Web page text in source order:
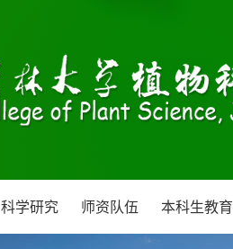
科学研究 师资队伍 本科生教育